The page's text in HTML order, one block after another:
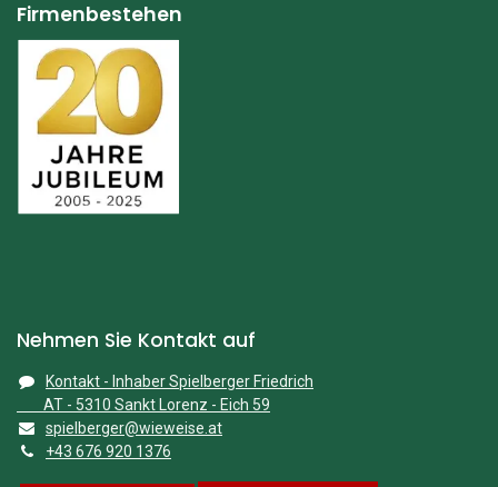
Firmenbestehen
Nehmen Sie Kontakt auf
Kontakt - Inhaber Spielberger Friedrich
AT - 5310 Sankt Lorenz - Eich 59
spielberger@wieweise.at
+43 676 920 1376